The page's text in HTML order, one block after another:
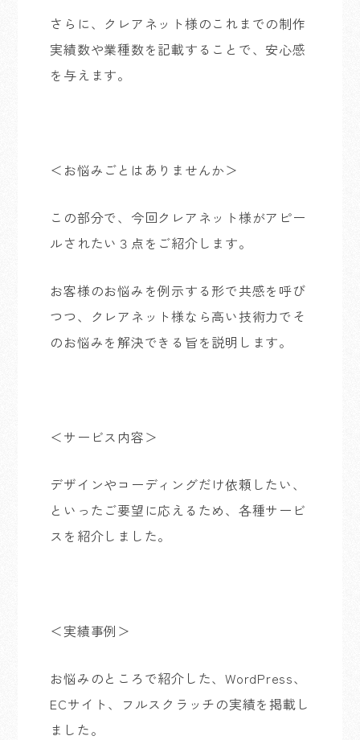
さらに、クレアネット様のこれまでの制作
実績数や業種数を記載することで、安心感
を与えます。
＜お悩みごとはありませんか＞
この部分で、今回クレアネット様がアピー
ルされたい３点をご紹介します。
お客様のお悩みを例示する形で共感を呼び
つつ、クレアネット様なら高い技術力でそ
のお悩みを解決できる旨を説明します。
＜サービス内容＞
デザインやコーディングだけ依頼したい、
といったご要望に応えるため、各種サービ
スを紹介しました。
＜実績事例＞
お悩みのところで紹介した、WordPress、
ECサイト、フルスクラッチの実績を掲載し
ました。